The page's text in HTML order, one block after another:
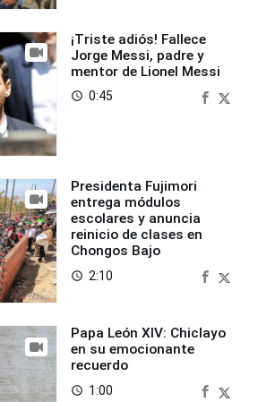
¡Triste adiós! Fallece
Jorge Messi, padre y
mentor de Lionel Messi
access_time 0:45
Presidenta Fujimori
entrega módulos
escolares y anuncia
reinicio de clases en
Chongos Bajo
access_time 2:10
Papa León XIV: Chiclayo
en su emocionante
recuerdo
access_time 1:00